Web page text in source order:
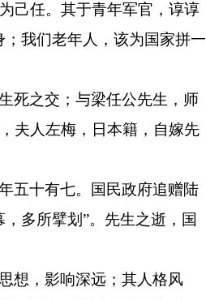
己任。其于青年军官，谆谆
我们老年人，该为国家拼一
死之交；与梁任公先生，师
夫人左梅，日本籍，自嫁先
五十有七。国民政府追赠陆
多所擘划”。先生之逝，国
想，影响深远；其人格风